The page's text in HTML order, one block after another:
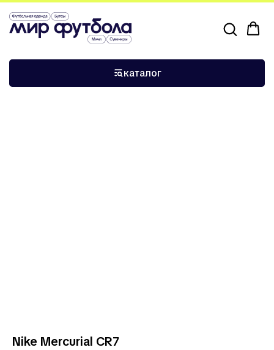
каталог
Nike Mercurial CR7